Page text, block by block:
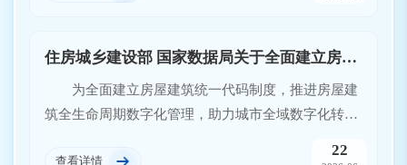
22
住房城乡建设部 国家数据局关于全面建立房屋建筑统一代码制度的通知
为全面建立房屋建筑统一代码制度，推进房屋建
筑全生命周期数字化管理，助力城市全域数字化转
查看详情